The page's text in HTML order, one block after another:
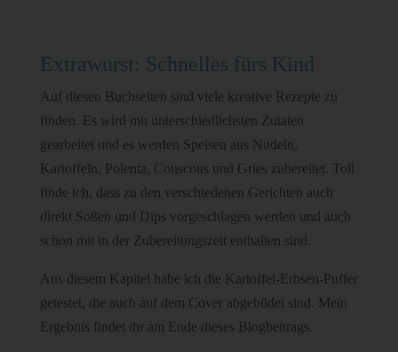
Extrawurst: Schnelles fürs Kind
Auf diesen Buchseiten sind viele kreative Rezepte zu
finden. Es wird mit unterschiedlichsten Zutaten
gearbeitet und es werden Speisen aus Nudeln,
Kartoffeln, Polenta, Couscous und Gries zubereitet. Toll
finde ich, dass zu den verschiedenen Gerichten auch
direkt Soßen und Dips vorgeschlagen werden und auch
schon mit in der Zubereitungszeit enthalten sind.
Aus diesem Kapitel habe ich die Kartoffel-Erbsen-Puffer
getestet, die auch auf dem Cover abgebildet sind. Mein
Ergebnis findet ihr am Ende dieses Blogbeitrags.